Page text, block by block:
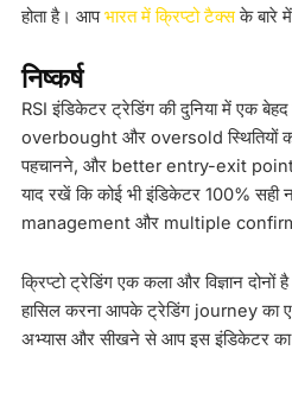
होता है। आपभारत में क्रिप्टो टैक्सके बारे
निष्कर्ष
RSI इंडिकेटर ट्रेडिंग की दुनिया में एक
overbought और oversold स्थितियों
पहचानने, और better entry-exit
याद रखें कि कोई भी इंडिकेटर 100%
management और multiple
क्रिप्टो ट्रेडिंग एक कला और विज्ञान
हासिल करना आपके ट्रेडिंग journey का एक
अभ्यास और सीखने से आप इस इंडिकेटर का